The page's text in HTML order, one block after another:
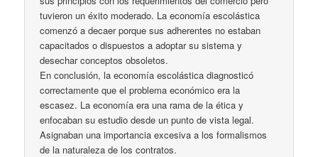
tuvieron un éxito moderado. La economía escolástica
comenzó a decaer porque sus adherentes no estaban
capacitados o dispuestos a adoptar su sistema y
desechar conceptos obsoletos.
En conclusión, la economía escolástica diagnosticó
correctamente que el problema económico era la
escasez. La economía era una rama de la ética y
enfocaban su estudio desde un punto de vista legal.
Asignaban una importancia excesiva a los formalismos
de la naturaleza de los contratos.